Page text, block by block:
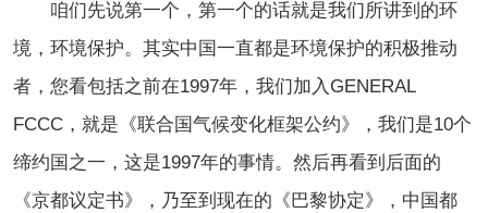
咱们先说第一个，第一个的话就是我们所讲到的环
境，环境保护。其实中国一直都是环境保护的积极推动
者，您看包括之前在1997年，我们加入GENERAL
FCCC，就是《联合国气候变化框架公约》，我们是10个
缔约国之一，这是1997年的事情。然后再看到后面的
《京都议定书》，乃至到现在的《巴黎协定》，中国都